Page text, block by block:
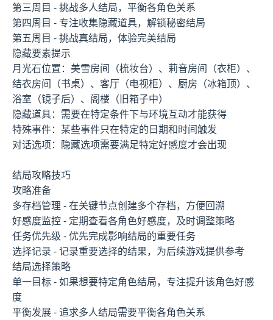
第三周目 - 挑战多人结局，平衡各角色关系
第四周目 - 专注收集隐藏道具，解锁秘密结局
第五周目 - 挑战真结局，体验完美结局
隐藏要素提示
月光石位置：美雪房间（梳妆台）、莉音房间（衣柜）、
结衣房间（书桌）、客厅（电视柜）、厨房（冰箱顶）、
浴室（镜子后）、阁楼（旧箱子中）
隐藏道具：需要在特定条件下与环境互动才能获得
特殊事件：某些事件只在特定的日期和时间触发
对话选项：隐藏选项需要满足特定好感度才会出现
结局攻略技巧
攻略准备
多存档管理 - 在关键节点创建多个存档，方便回溯
好感度监控 - 定期查看各角色好感度，及时调整策略
任务优先级 - 优先完成影响结局的重要任务
选择记录 - 记录重要选择的结果，为后续游戏提供参考
结局选择策略
单一目标 - 如果想要特定角色结局，专注提升该角色好感
度
平衡发展 - 追求多人结局需要平衡各角色关系